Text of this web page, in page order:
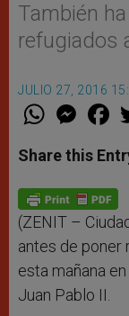
También
refugiados
JULIO 27, 2016
W
t
s
p
p
M
e
s
e
g
e
F
a
e
b
o
k
Share this
(ZENIT –
antes de poner
esta mañana
Juan Pablo II.